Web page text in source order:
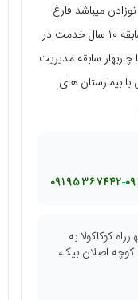
میباشد فارغ
التحصیل دانشگاه شهید بهشتی تهران با سابقه ۱۰ سال خدمت در
سابقه مدیریت
بیمارستان های
۰۹۱۹۵۳۶۷۴۴۲
کوکاکولا به
اصلان بیک،